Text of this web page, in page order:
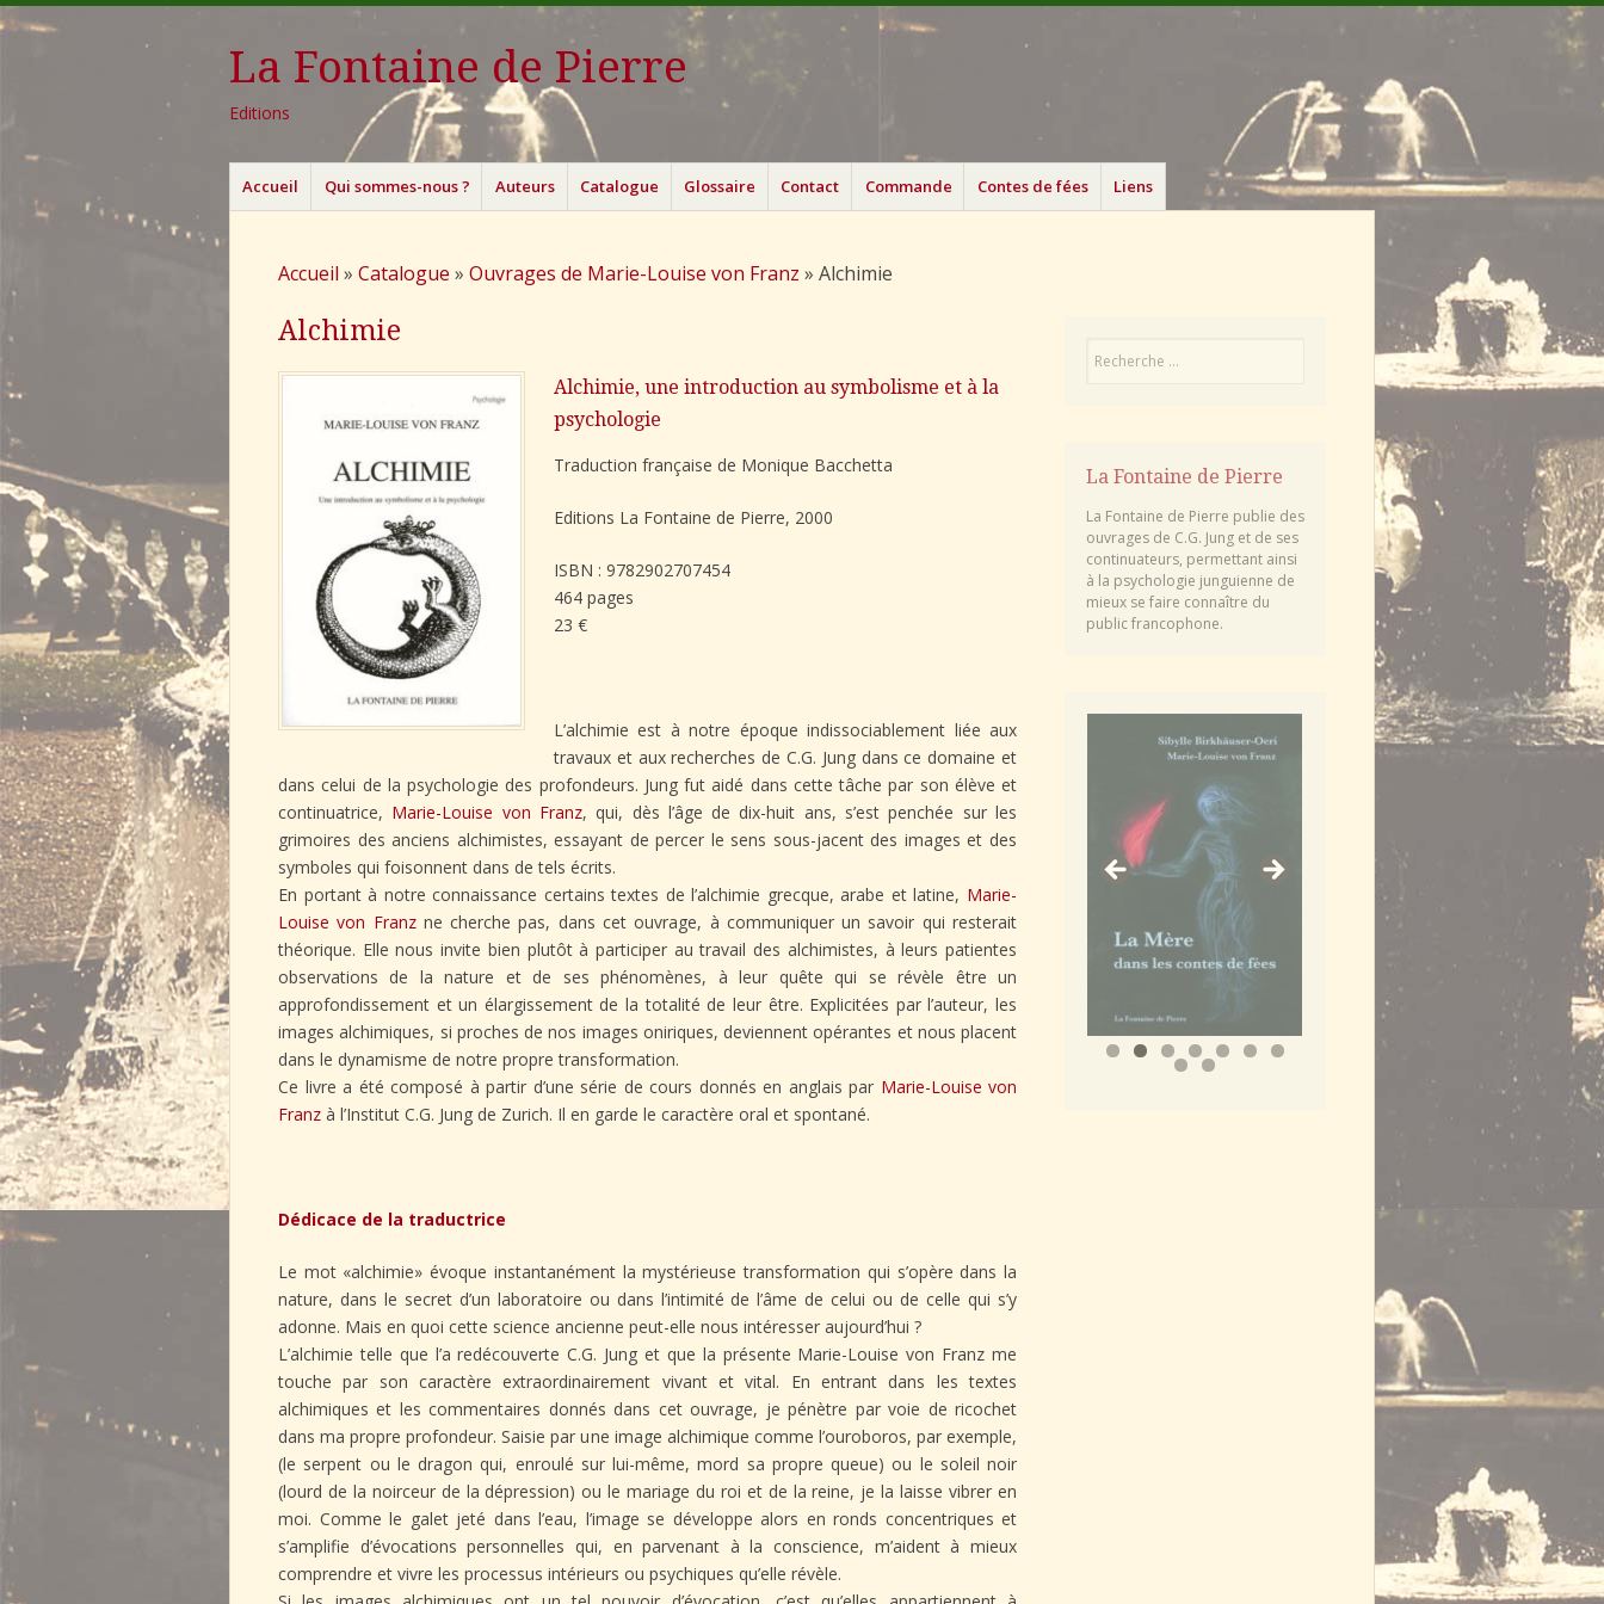
La Fontaine de Pierre
Editions
Menu
Aller
au
Accueil Qui sommes-nous ? Auteurs Catalogue Glossaire Contact Commande Contes de fées Liens
Accueil » Catalogue » Ouvrages de Marie-Louise von Franz » Alchimie
Alchimie
Alchimie, une introduction au symbolisme et à la
psychologie
Traduction française de Monique Bacchetta
Editions La Fontaine de Pierre, 2000
ISBN : 9782902707454
464 pages
23 €
L’alchimie est à notre époque indissociablement liée aux
travaux et aux recherches de C.G. Jung dans ce domaine et
dans celui de la psychologie des profondeurs. Jung fut aidé dans cette tâche par son élève et
continuatrice, Marie-Louise von Franz, qui, dès l’âge de dix-huit ans, s’est penchée sur les
grimoires des anciens alchimistes, essayant de percer le sens sous-jacent des images et des
symboles qui foisonnent dans de tels écrits.
En portant à notre connaissance certains textes de l’alchimie grecque, arabe et latine, Marie-
Louise von Franzne cherche pas, dans cet ouvrage, à communiquer un savoir qui resterait
théorique. Elle nous invite bien plutôt à participer au travail des alchimistes, à leurs patientes
observations de la nature et de ses phénomènes, à leur quête qui se révèle être un
approfondissement et un élargissement de la totalité de leur être. Explicitées par l’auteur, les
images alchimiques, si proches de nos images oniriques, deviennent opérantes et nous placent
dans le dynamisme de notre propre transformation.
Ce livre a été composé à partir d’une série de cours donnés en anglais par Marie-Louise von
Franz à l’Institut C.G. Jung de Zurich. Il en garde le caractère oral et spontané.
Dédicace de la traductrice
Le mot «alchimie» évoque instantanément la mystérieuse transformation qui s’opère dans la
nature, dans le secret d’un laboratoire ou dans l’intimité de l’âme de celui ou de celle qui s’y
adonne. Mais en quoi cette science ancienne peut-elle nous intéresser aujourd’hui ?
L’alchimie telle que l’a redécouverte C.G. Jung et que la présente Marie-Louise von Franz me
touche par son caractère extraordinairement vivant et vital. En entrant dans les textes
alchimiques et les commentaires donnés dans cet ouvrage, je pénètre par voie de ricochet
dans ma propre profondeur. Saisie par une image alchimique comme l’ouroboros, par exemple,
(le serpent ou le dragon qui, enroulé sur lui-même, mord sa propre queue) ou le soleil noir
(lourd de la noirceur de la dépression) ou le mariage du roi et de la reine, je la laisse vibrer en
moi. Comme le galet jeté dans l’eau, l’image se développe alors en ronds concentriques et
s’amplifie d’évocations personnelles qui, en parvenant à la conscience, m’aident à mieux
comprendre et vivre les processus intérieurs ou psychiques qu’elle révèle.
La Fontaine de Pierre
La Fontaine de Pierre publie des
ouvrages de C.G. Jung et de ses
continuateurs, permettant ainsi
à la psychologie junguienne de
mieux se faire connaître du
public francophone.